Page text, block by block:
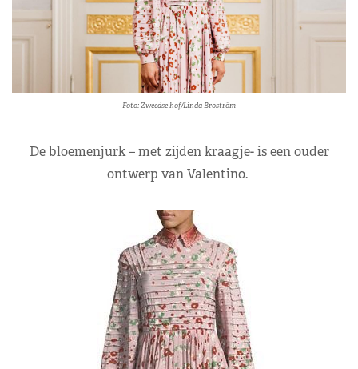
Foto: Zweedse hof/Linda Broström
De bloemenjurk – met zijden kraagje- is een ouder
ontwerp van Valentino.